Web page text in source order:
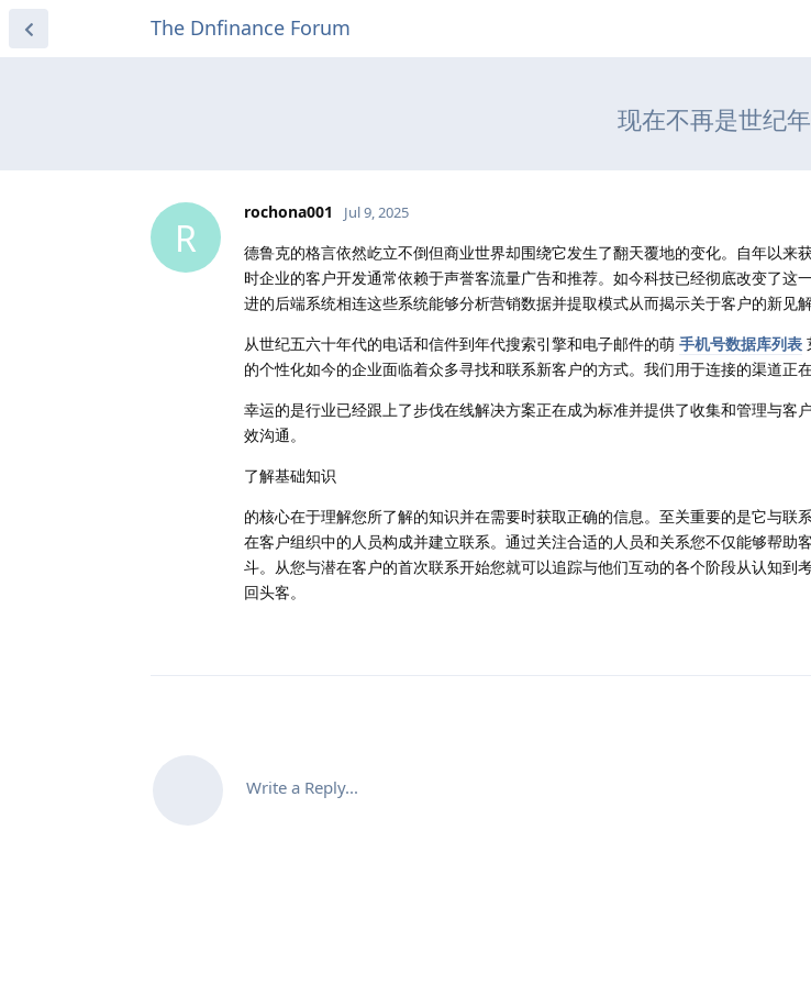
The Dnfinance Forum
现在不再是世纪
R
rochona001 Jul 9, 2025
德鲁克的格言依然屹立不倒但商业世界却围绕它发生了翻天覆地的变化。自年以来
时企业的客户开发通常依赖于声誉客流量广告和推荐。如今科技已经彻底改变了
进的后端系统相连这些系统能够分析营销数据并提取模式从而揭示关于客户的新见解
从世纪五六十年代的电话和信件到年代搜索引擎和电子邮件的萌 手机号数据库列表
的个性化如今的企业面临着众多寻找和联系新客户的方式。我们用于连接的渠道正
幸运的是行业已经跟上了步伐在线解决方案正在成为标准并提供了收集和管理与客
效沟通。
了解基础知识
的核心在于理解您所了解的知识并在需要时获取正确的信息。至关重要的是它与
在客户组织中的人员构成并建立联系。通过关注合适的人员和关系您不仅能够帮助
斗。从您与潜在客户的首次联系开始您就可以追踪与他们互动的各个阶段从认知到
回头客。
Write a Reply...